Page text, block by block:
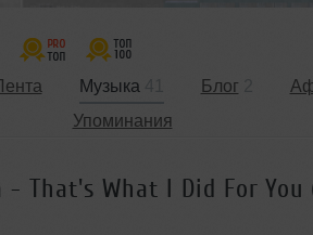
Музыка Блог
Упоминания
- That's What I Did For You